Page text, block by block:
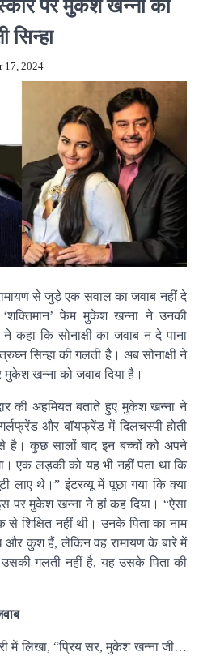
सिन्हा
17, 2024
से जुड़े एक सवाल का जवाब नहीं दे
फेम मुकेश खन्ना ने उनकी
कि सोनाक्षी का जवाब न दे पाना
सिन्हा की गलती है। अब सोनाक्षी ने
मुकेश खन्ना को जवाब दिया है।
की अहमियत बताते हुए मुकेश खन्ना ने
और बॉयफ्रेंड में दिलचस्पी होती
कुछ सालों बाद इन बच्चों को अपने
एक लड़की को यह भी नहीं पता था कि
लाए थे।” इंटरव्यू में पूछा गया कि क्या
पर मुकेश खन्ना ने हां कह दिया। “ऐसा
शिक्षित नहीं थी। उनके पिता का नाम
और कुश हैं, लेकिन वह रामायण के बारे में
उसकी गलती नहीं है, यह उसके पिता की
में लिखा, “प्रिय सर, मुकेश खन्ना जी…